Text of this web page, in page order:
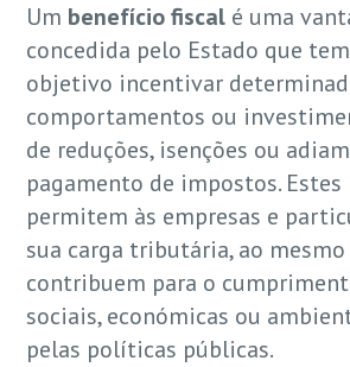
Um benefício fiscal é uma
concedida pelo Estado que
objetivo incentivar
comportamentos ou
de reduções, isenções ou
pagamento de impostos. Estes
permitem às empresas e
sua carga tributária, ao
contribuem para o
sociais, económicas ou
pelas políticas públicas.